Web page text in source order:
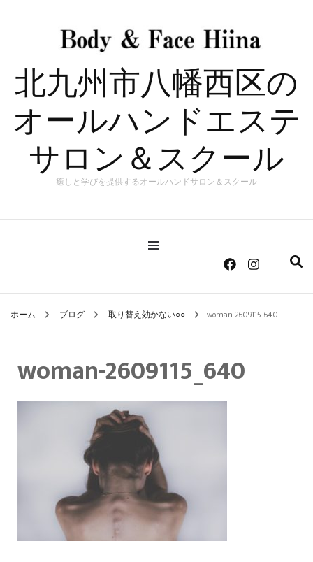
北九州市八幡西区の
オールハンドエステ
サロン＆スクール
癒しと学びを提供するオールハンドサロン＆スクール
ホーム ブログ 取り替え効かない○○ woman-2609115_640
woman-2609115_640